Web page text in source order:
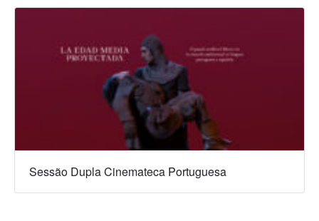
Sessão Dupla Cinemateca Portuguesa